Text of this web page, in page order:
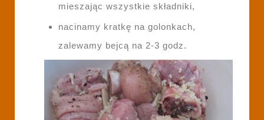
mieszając wszystkie składniki,
nacinamy kratkę na golonkach,
zalewamy bejcą na 2-3 godz.